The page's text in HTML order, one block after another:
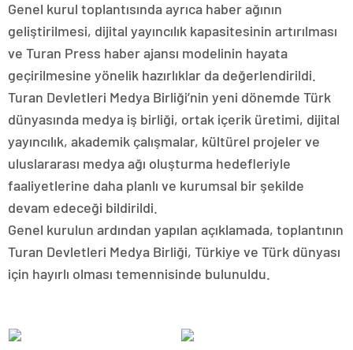
Genel kurul toplantısında ayrıca haber ağının
geliştirilmesi, dijital yayıncılık kapasitesinin artırılması
ve Turan Press haber ajansı modelinin hayata
geçirilmesine yönelik hazırlıklar da değerlendirildi.
Turan Devletleri Medya Birliği’nin yeni dönemde Türk
dünyasında medya iş birliği, ortak içerik üretimi, dijital
yayıncılık, akademik çalışmalar, kültürel projeler ve
uluslararası medya ağı oluşturma hedefleriyle
faaliyetlerine daha planlı ve kurumsal bir şekilde
devam edeceği bildirildi.
Genel kurulun ardından yapılan açıklamada, toplantının
Turan Devletleri Medya Birliği, Türkiye ve Türk dünyası
için hayırlı olması temennisinde bulunuldu.